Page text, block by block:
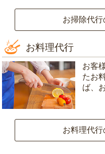
お掃除代
お料理代行
お客
たお
ば、
お料理代